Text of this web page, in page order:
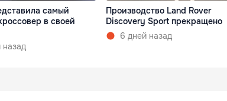
самый
в своей
назад
Производство Land Rover
Discovery Sport прекращено
6 дней назад